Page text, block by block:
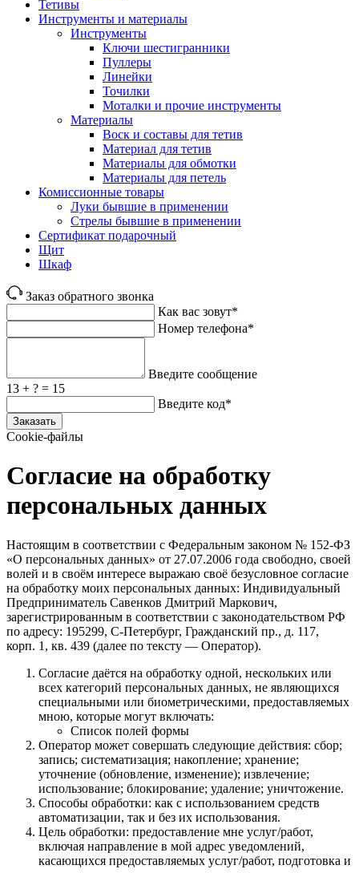
Тетивы
Инструменты и материалы
Инструменты
Ключи шестигранники
Пуллеры
Линейки
Точилки
Моталки и прочие инструменты
Материалы
Воск и составы для тетив
Материал для тетив
Материалы для обмотки
Материалы для петель
Комиссионные товары
Луки бывшие в применении
Стрелы бывшие в применении
Сертификат подарочный
Щит
Шкаф
Заказ обратного звонка
Как вас зовут*
Номер телефона*
Введите сообщение
13 + ? = 15
Введите код*
Заказать
Cookie-файлы
Согласие на обработку
персональных данных
Настоящим в соответствии с Федеральным законом № 152‑ФЗ
«О персональных данных» от 27.07.2006 года свободно, своей
волей и в своём интересе выражаю своё безусловное согласие
на обработку моих персональных данных: Индивидуальный
Предприниматель Савенков Дмитрий Маркович,
зарегистрированным в соответствии с законодательством РФ
по адресу: 195299, С‑Петербург, Гражданский пр., д. 117,
корп. 1, кв. 439 (далее по тексту — Оператор).
Согласие даётся на обработку одной, нескольких или
всех категорий персональных данных, не являющихся
специальными или биометрическими, предоставляемых
мною, которые могут включать:
Список полей формы
Оператор может совершать следующие действия: сбор;
запись; систематизация; накопление; хранение;
уточнение (обновление, изменение); извлечение;
использование; блокирование; удаление; уничтожение.
Способы обработки: как с использованием средств
автоматизации, так и без их использования.
Цель обработки: предоставление мне услуг/работ,
включая направление в мой адрес уведомлений,
касающихся предоставляемых услуг/работ, подготовка и